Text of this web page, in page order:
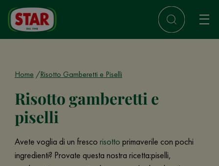
Home Risotto Gamberetti e Piselli
Risotto gamberetti e
piselli
Avete voglia di un fresco risotto primaverile con pochi
ingredienti? Provate questa nostra ricetta:piselli,